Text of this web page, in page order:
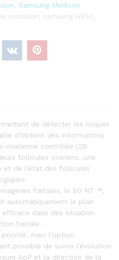
Samsung Medison
occasion samsung HS50
de détecter les risques
d’obtenir des informations
ovarienne contrôlée (2D
follicules ovariens, une
et de l’état des follicules
fœtales, le 5D NT ™,
automatiquement le plan
dans des situation
fœtale.
Avec l’option
possible de suivre l’évolution
AoP et la direction de la